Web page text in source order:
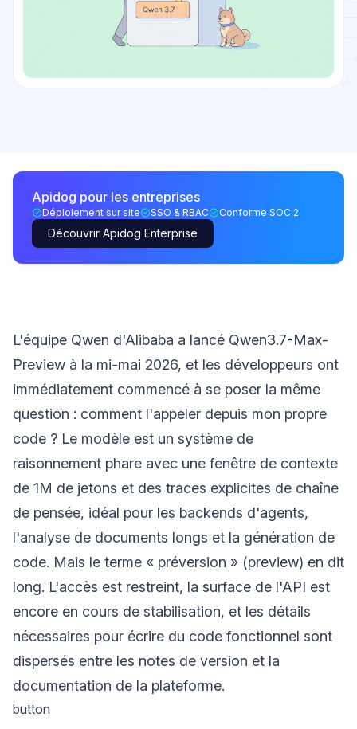
Apidog pour les entreprises
Déploiement sur site SSO & RBAC Conforme SOC 2
Découvrir Apidog Enterprise
L'équipe Qwen d'Alibaba a lancé Qwen3.7-Max-
Preview à la mi-mai 2026, et les développeurs ont
immédiatement commencé à se poser la même
question : comment l'appeler depuis mon propre
code ? Le modèle est un système de
raisonnement phare avec une fenêtre de contexte
de 1M de jetons et des traces explicites de chaîne
de pensée, idéal pour les backends d'agents,
l'analyse de documents longs et la génération de
code. Mais le terme « préversion » (preview) en dit
long. L'accès est restreint, la surface de l'API est
encore en cours de stabilisation, et les détails
nécessaires pour écrire du code fonctionnel sont
dispersés entre les notes de version et la
documentation de la plateforme.
button